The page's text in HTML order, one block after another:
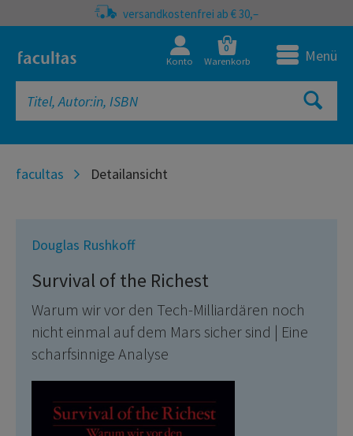
versandkostenfrei ab € 30,–
Konto
0
Warenkorb Menü
facultas Detailansicht
Douglas Rushkoff
Survival of the Richest
Warum wir vor den Tech-Milliardären noch
nicht einmal auf dem Mars sicher sind | Eine
scharfsinnige Analyse